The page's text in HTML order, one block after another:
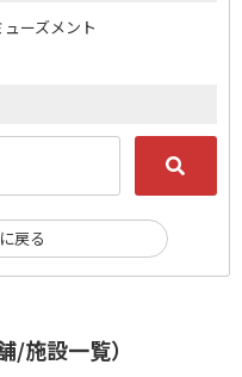
施設一覧）
ーズメント
戻る